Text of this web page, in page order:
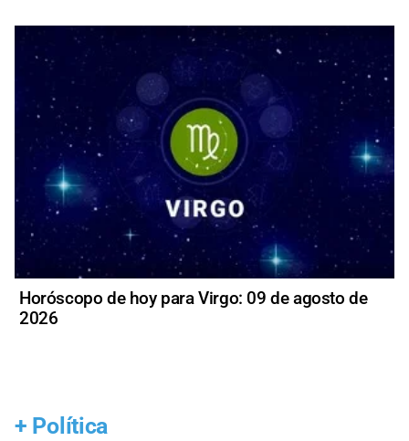
Horóscopo de hoy para Virgo: 09 de agosto de
2026
+ Política